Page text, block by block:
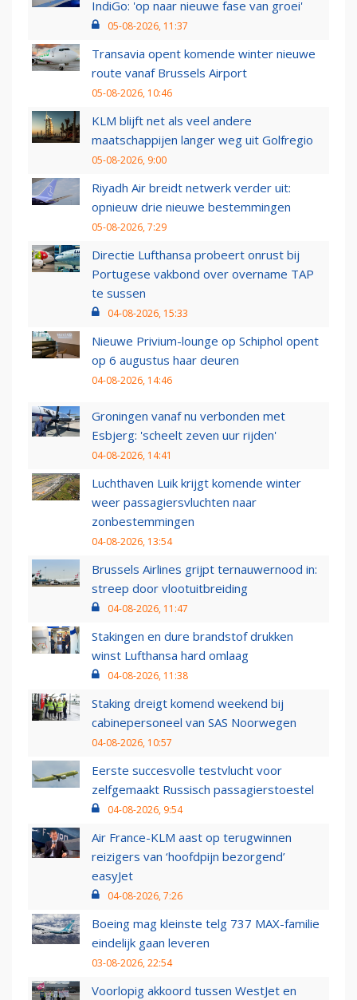
IndiGo: 'op naar nieuwe fase van groei'
05-08-2026, 11:37
Transavia opent komende winter nieuwe
route vanaf Brussels Airport
05-08-2026, 10:46
KLM blijft net als veel andere
maatschappijen langer weg uit Golfregio
05-08-2026, 9:00
Riyadh Air breidt netwerk verder uit:
opnieuw drie nieuwe bestemmingen
05-08-2026, 7:29
Directie Lufthansa probeert onrust bij
Portugese vakbond over overname TAP
te sussen
04-08-2026, 15:33
Nieuwe Privium-lounge op Schiphol opent
op 6 augustus haar deuren
04-08-2026, 14:46
Groningen vanaf nu verbonden met
Esbjerg: 'scheelt zeven uur rijden'
04-08-2026, 14:41
Luchthaven Luik krijgt komende winter
weer passagiersvluchten naar
zonbestemmingen
04-08-2026, 13:54
Brussels Airlines grijpt ternauwernood in:
streep door vlootuitbreiding
04-08-2026, 11:47
Stakingen en dure brandstof drukken
winst Lufthansa hard omlaag
04-08-2026, 11:38
Staking dreigt komend weekend bij
cabinepersoneel van SAS Noorwegen
04-08-2026, 10:57
Eerste succesvolle testvlucht voor
zelfgemaakt Russisch passagierstoestel
04-08-2026, 9:54
Air France-KLM aast op terugwinnen
reizigers van ‘hoofdpijn bezorgend’
easyJet
04-08-2026, 7:26
Boeing mag kleinste telg 737 MAX-familie
eindelijk gaan leveren
03-08-2026, 22:54
Voorlopig akkoord tussen WestJet en